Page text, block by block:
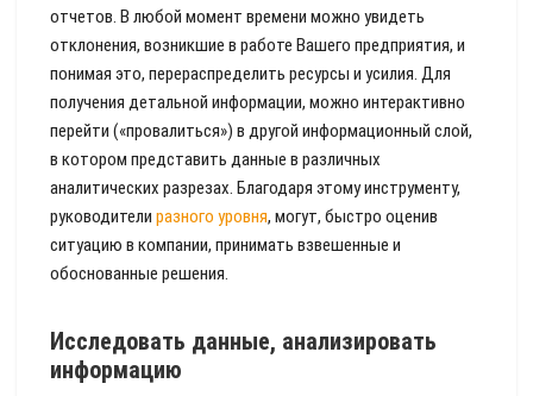
отчетов. В любой момент времени можно увидеть
отклонения, возникшие в работе Вашего предприятия, и
понимая это, перераспределить ресурсы и усилия. Для
получения детальной информации, можно интерактивно
перейти («провалиться») в другой информационный слой,
в котором представить данные в различных
аналитических разрезах. Благодаря этому инструменту,
руководители разного уровня, могут, быстро оценив
ситуацию в компании, принимать взвешенные и
обоснованные решения.
Исследовать данные, анализировать
информацию